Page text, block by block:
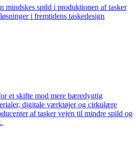
mindskes spild i produktionen af tasker
i fremtidens taskedesign
et skifte mod mere bæredygtig
digitale værktøjer og cirkulære
af tasker vejen til mindre spild og